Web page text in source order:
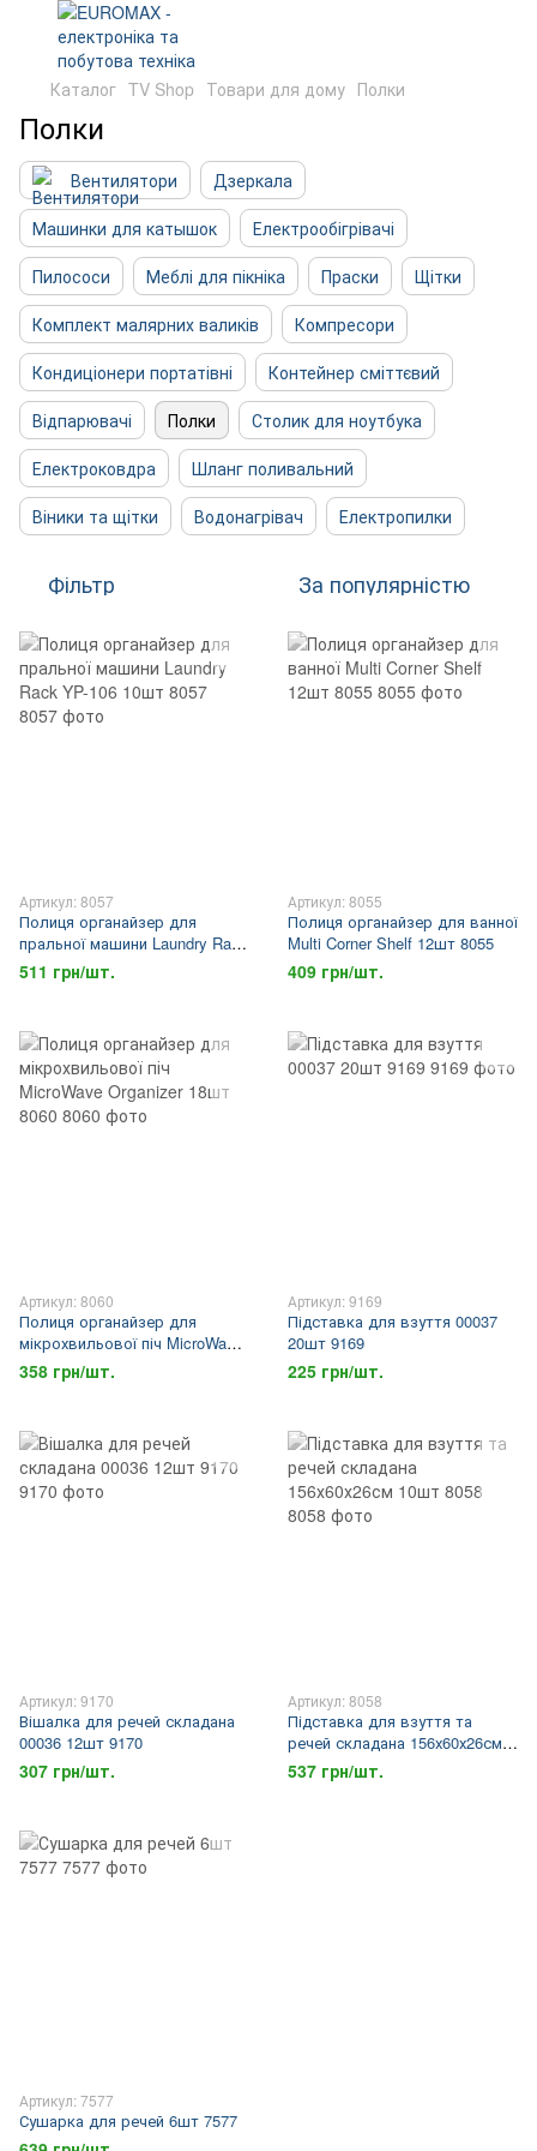
Каталог TV Shop Товари для дому Полки
Полки
Вентилятори
Дзеркала
Машинки для катышок
Електрообігрівачі
Пилососи
Меблі для пікніка Праски
Щітки
Комплект малярних валиків
Компресори
Кондиціонери портатівні
Контейнер сміттєвий
Відпарювачі
Полки
Столик для ноутбука
Електроковдра
Шланг поливальний
Віники та щітки
Водонагрівач Електропилки
Фільтр За популярністю
Артикул: 8057
Полиця органайзер для
пральної машини Laundry Rack
YP-106 10шт 8057
511 грн/шт.
Артикул: 8055
Полиця органайзер для ванної
Multi Corner Shelf 12шт 8055
409 грн/шт.
Артикул: 8060
Полиця органайзер для
мікрохвильової піч MicroWave
Organizer 18шт 8060
358 грн/шт.
Артикул: 9169
Підставка для взуття 00037
20шт 9169
225 грн/шт.
Артикул: 9170
Вішалка для речей складана
00036 12шт 9170
307 грн/шт.
Артикул: 8058
Підставка для взуття та
речей складана 156х60х26см
10шт 8058
537 грн/шт.
Артикул: 7577
Сушарка для речей 6шт 7577